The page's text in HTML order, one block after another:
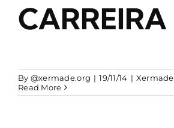
CARREIRA
By @xermade.org | 19/11/14 | Xermade
Read More